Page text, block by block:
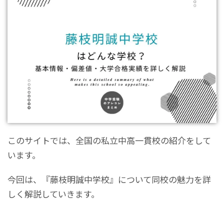
このサイトでは、全国の私立中高一貫校の紹介をして
います。
今回は、『藤枝明誠中学校』について同校の魅力を詳
しく解説していきます。